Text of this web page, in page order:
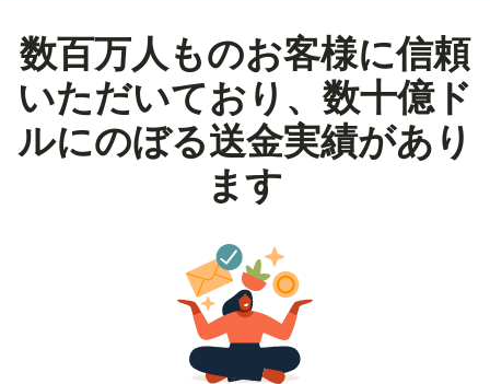
数百万人ものお客様に信頼
いただいており、数十億ド
ルにのぼる送金実績があり
ます